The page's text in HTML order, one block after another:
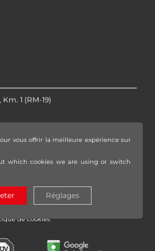
1 (RM-19)
S.L. – Tous les droits réservés |
|Politique de protection de données
de cookies
vous offrir la meilleure expérience sur
which cookies we are using or switch
Réglages